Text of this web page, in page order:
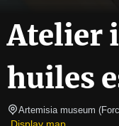
Atelier
huiles
Artemisia museum (